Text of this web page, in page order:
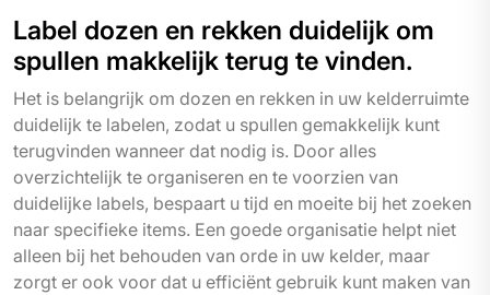
Label dozen en rekken duidelijk om
spullen makkelijk terug te vinden.
Het is belangrijk om dozen en rekken in uw kelderruimte
duidelijk te labelen, zodat u spullen gemakkelijk kunt
terugvinden wanneer dat nodig is. Door alles
overzichtelijk te organiseren en te voorzien van
duidelijke labels, bespaart u tijd en moeite bij het zoeken
naar specifieke items. Een goede organisatie helpt niet
alleen bij het behouden van orde in uw kelder, maar
zorgt er ook voor dat u efficiënt gebruik kunt maken van